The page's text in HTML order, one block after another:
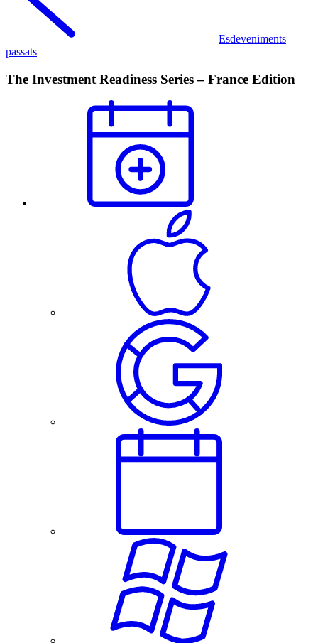
Esdeveniments
passats
The Investment Readiness Series – France Edition